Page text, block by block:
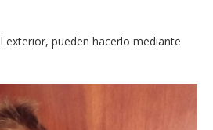
exterior, pueden hacerlo mediante